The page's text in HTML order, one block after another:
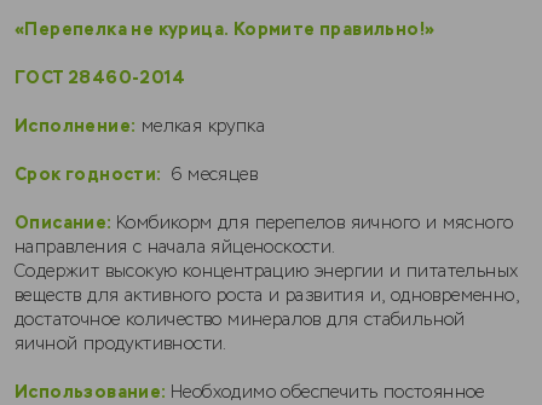
«Перепелка не курица. Кормите правильно!»
ГОСТ 28460-2014
Исполнение: мелкая крупка
Срок годности: 6 месяцев
Описание: Комбикорм для перепелов яичного и мясного
направления с начала яйценоскости.
Содержит высокую концентрацию энергии и питательных
веществ для активного роста и развития и, одновременно,
достаточное количество минералов для стабильной
яичной продуктивности.
Использование: Необходимо обеспечить постоянное